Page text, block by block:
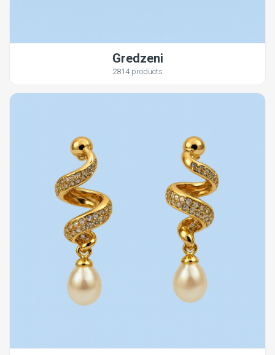
Gredzeni
2814 products